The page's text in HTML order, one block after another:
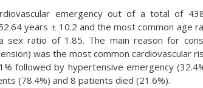
emergency out of a total of
years ± 10.2 and the most common age
ratio of 1.85. The main reason for
was the most common cardiovascular
followed by hypertensive emergency
(78.4%) and 8 patients died (21.6%).